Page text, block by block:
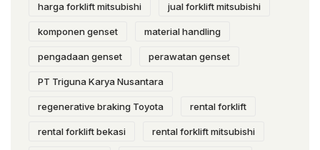
harga forklift mitsubishi jual forklift mitsubishi
komponen genset material handling
pengadaan genset perawatan genset
PT Triguna Karya Nusantara
regenerative braking Toyota rental forklift
rental forklift bekasi rental forklift mitsubishi